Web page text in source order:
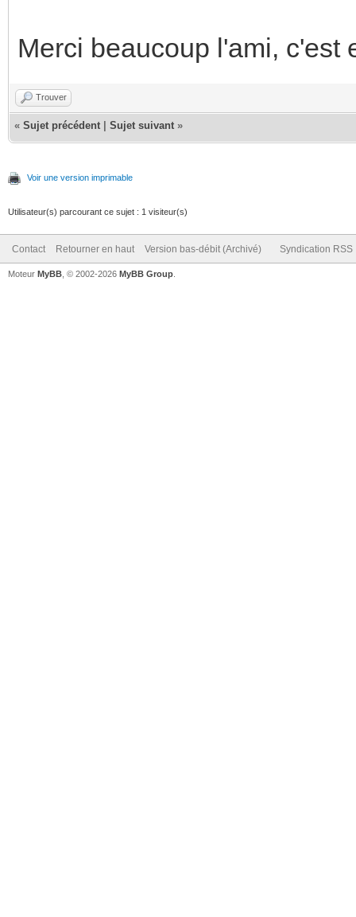
Merci beaucoup l'ami, c'est
Trouver
« Sujet précédent Sujet suivant »
Voir une version imprimable
Utilisateur(s) parcourant ce sujet : 1 visiteur(s)
Contact Retourner en haut Version bas-débit (Archivé) Syndication RSS
Moteur MyBB , © 2002-2026 MyBB Group